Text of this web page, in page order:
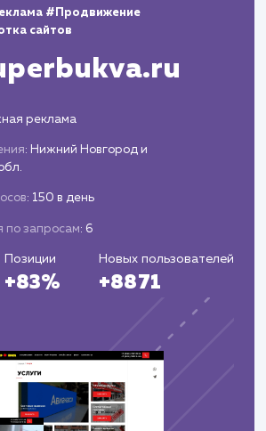
показателей успеха. Заявки с
в телеграм, упростив процесс
В целом, рост конверсии
15%, а общий уровень
что вложения в
обоснованными и эффективными,
развитию и росту